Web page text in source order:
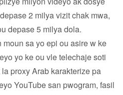
2 milya vizit chak mwa,
depase 5 milya dola.
sa yo epi ou asire w ke
yo ke ou vle telechaje soti
proxy Arab karakterize pa
YouTube san pwogram, fasil